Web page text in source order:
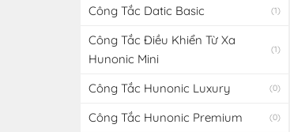
Công Tắc Datic Basic (1)
Công Tắc Điều Khiển Từ Xa
Hunonic Mini
(1)
Công Tắc Hunonic Luxury (0)
Công Tắc Hunonic Premium (0)